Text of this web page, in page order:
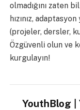
olmadığını zaten
hızınız,
(projeler, dersler,
Özgüvenli olun ve
kurgulayın!
YouthBlog |